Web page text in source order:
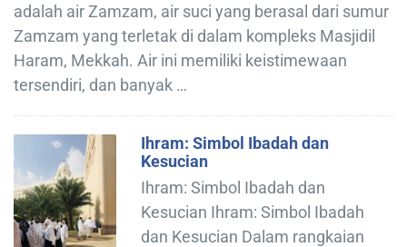
adalah air Zamzam, air suci yang berasal dari sumur
Zamzam yang terletak di dalam kompleks Masjidil
Haram, Mekkah. Air ini memiliki keistimewaan
tersendiri, dan banyak …
Ihram: Simbol Ibadah dan
Kesucian
Ihram: Simbol Ibadah dan
Kesucian Ihram: Simbol Ibadah
dan Kesucian Dalam rangkaian